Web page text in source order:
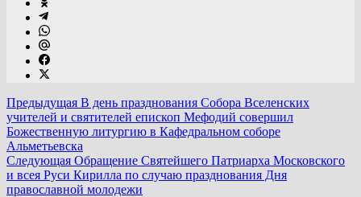
Предыдущая В день празднования Собора Вселенских
учителей и святителей епископ Мефодий совершил
Божественную литургию в Кафедральном соборе
Альметьевска
Следующая Обращение Святейшего Патриарха Московского
и всея Руси Кирилла по случаю празднования Дня
православной молодежи